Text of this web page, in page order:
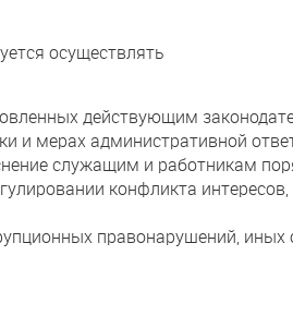
осуществлять
действующим
и мерах административной
служащим и работникам
конфликта
правонарушений, иных